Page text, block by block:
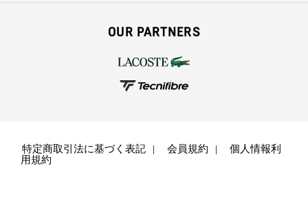
OUR PARTNERS
特定商取引法に基づく表記 会員規約
個人情報利
用規約